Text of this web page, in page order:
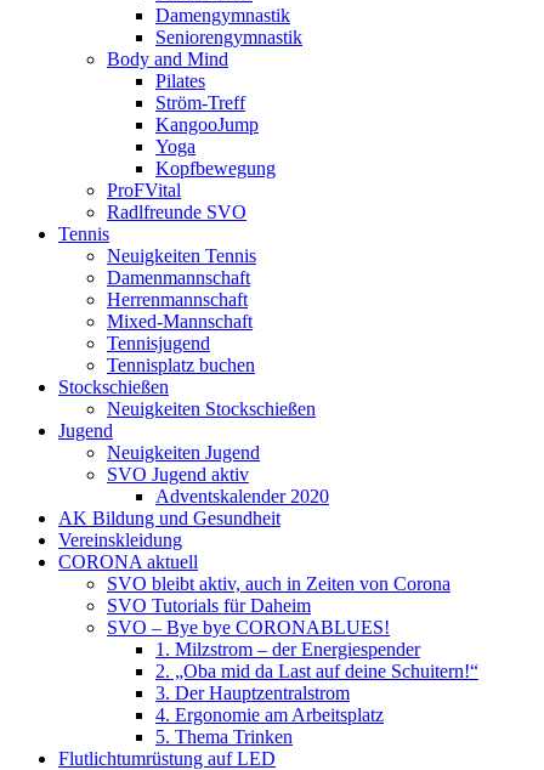
Damengymnastik
Seniorengymnastik
Body and Mind
Pilates
Ström-Treff
KangooJump
Yoga
Kopfbewegung
ProFVital
Radlfreunde SVO
Tennis
Neuigkeiten Tennis
Damenmannschaft
Herrenmannschaft
Mixed-Mannschaft
Tennisjugend
Tennisplatz buchen
Stockschießen
Neuigkeiten Stockschießen
Jugend
Neuigkeiten Jugend
SVO Jugend aktiv
Adventskalender 2020
AK Bildung und Gesundheit
Vereinskleidung
CORONA aktuell
SVO bleibt aktiv, auch in Zeiten von Corona
SVO Tutorials für Daheim
SVO – Bye bye CORONABLUES!
1. Milzstrom – der Energiespender
2. „Oba mid da Last auf deine Schuitern!“
3. Der Hauptzentralstrom
4. Ergonomie am Arbeitsplatz
5. Thema Trinken
Flutlichtumrüstung auf LED